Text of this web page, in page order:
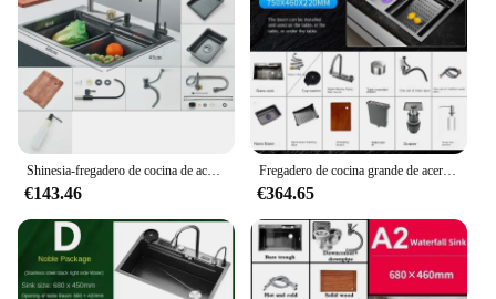
Shinesia-fregadero de cocina de acero inoxidable 304, fregadero grande de un solo plato con pantalla Digital, grifo de cascada multifunción
€143.46
Fregadero de cocina grande de acero inoxidable 304 con 3 botones, ranura única, pantalla Digital Nano de panal, cascada con soporte para cuchillos
€364.65